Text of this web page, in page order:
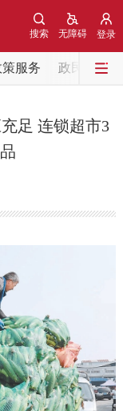
登录
无障碍
搜索
策服务 政民互动
回应关切
足 连锁超市3